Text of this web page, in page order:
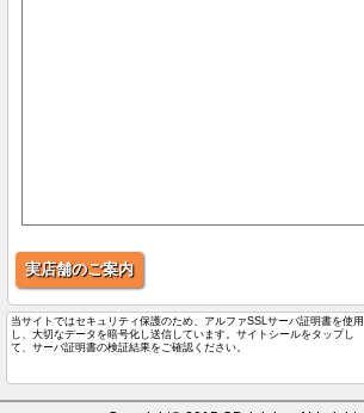
実店舗のご案内
当サイトではセキュリティ保護のため、アルファSSLサーバ証明書を使用
し、大切なデータを暗号化し送信しています。サイトシールをタップし
て、サーバ証明書の検証結果をご確認ください。